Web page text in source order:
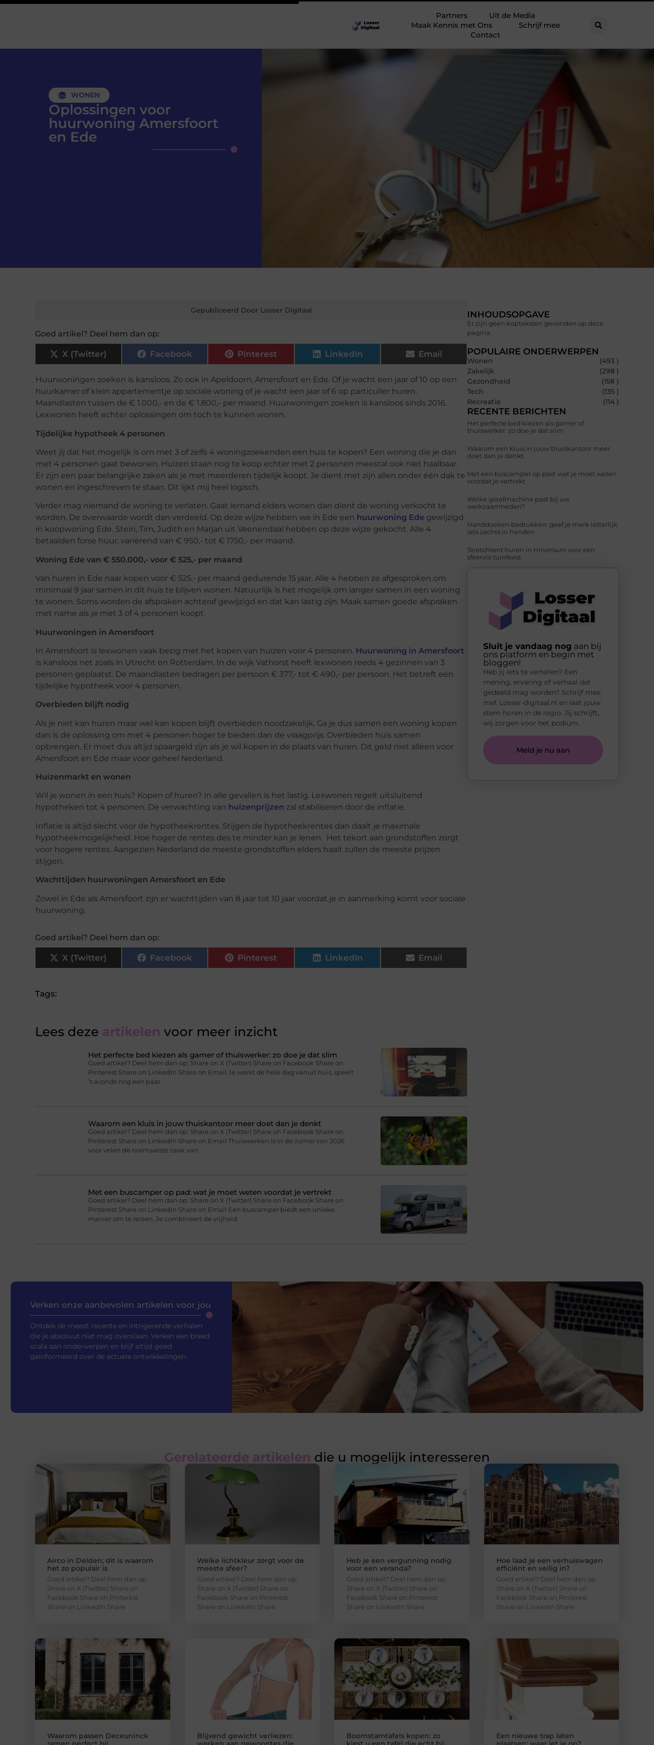
Partners
Uit de Media
Maak Kennis met Ons
Schrijf mee
Contact
WONEN
Oplossingen voor
huurwoning Amersfoort
en Ede
Gepubliceerd Door Losser Digitaal
Goed artikel? Deel hem dan op:
X (Twitter) Facebook Pinterest LinkedIn Email
Huurwoningen zoeken is kansloos. Zo ook in Apeldoorn, Amersfoort en Ede. Of je wacht een jaar of 10 op een
huurkamer of klein appartementje op sociale woning of je wacht een jaar of 6 op particulier huren.
Maandlasten tussen de € 1.000,- en de € 1.800,- per maand. Huurwoningen zoeken is kansloos sinds 2016.
Lexwonen heeft echter oplossingen om toch te kunnen wonen.
Tijdelijke hypotheek 4 personen
Weet jij dat het mogelijk is om met 3 of zelfs 4 woningzoekenden een huis te kopen? Een woning die je dan
met 4 personen gaat bewonen. Huizen staan nog te koop echter met 2 personen meestal ook niet haalbaar.
Er zijn een paar belangrijke zaken als je met meerderen tijdelijk koopt. Je dient met zijn allen onder één dak te
wonen en ingeschreven te staan. Dit lijkt mij heel logisch.
Verder mag niemand de woning te verlaten. Gaat iemand elders wonen dan dient de woning verkocht te
worden. De overwaarde wordt dan verdeeld. Op deze wijze hebben we in Ede een huurwoning Ede gewijzigd
in koopwoning Ede. Stein, Tim, Judith en Marjan uit Veenendaal hebben op deze wijze gekocht. Alle 4
betaalden forse huur, variërend van € 950,- tot € 1750,- per maand.
Woning Ede van € 550.000,- voor € 525,- per maand
Van huren in Ede naar kopen voor € 525,- per maand gedurende 15 jaar. Alle 4 hebben ze afgesproken om
minimaal 9 jaar samen in dit huis te blijven wonen. Natuurlijk is het mogelijk om langer samen in een woning
te wonen. Soms worden de afspraken achteraf gewijzigd en dat kan lastig zijn. Maak samen goede afspraken
met name als je met 3 of 4 personen koopt.
Huurwoningen in Amersfoort
In Amersfoort is lexwonen vaak bezig met het kopen van huizen voor 4 personen. Huurwoning in Amersfoort
is kansloos net zoals in Utrecht en Rotterdam. In de wijk Vathorst heeft lexwonen reeds 4 gezinnen van 3
personen geplaatst. De maandlasten bedragen per persoon € 377,- tot € 490,- per persoon. Het betreft een
tijdelijke hypotheek voor 4 personen.
Overbieden blijft nodig
Als je niet kan huren maar wel kan kopen blijft overbieden noodzakelijk. Ga je dus samen een woning kopen
dan is de oplossing om met 4 personen hoger te bieden dan de vraagprijs. Overbieden huis samen
opbrengen. Er moet dus altijd spaargeld zijn als je wil kopen in de plaats van huren. Dit geld niet alleen voor
Amersfoort en Ede maar voor geheel Nederland.
Huizenmarkt en wonen
Wil je wonen in een huis? Kopen of huren? In alle gevallen is het lastig. Lexwonen regelt uitsluitend
hypotheken tot 4 personen. De verwachting van huizenprijzen zal stabiliseren door de inflatie.
Inflatie is altijd slecht voor de hypotheekrentes. Stijgen de hypotheekrentes dan daalt je maximale
hypotheekmogelijkheid. Hoe hoger de rentes des te minder kan je lenen. Het tekort aan grondstoffen zorgt
voor hogere rentes. Aangezien Nederland de meeste grondstoffen elders haalt zullen de meeste prijzen
stijgen.
Wachttijden huurwoningen Amersfoort en Ede
Zowel in Ede als Amersfoort zijn er wachttijden van 8 jaar tot 10 jaar voordat je in aanmerking komt voor sociale
huurwoning.
Goed artikel? Deel hem dan op:
X (Twitter) Facebook Pinterest LinkedIn Email
Tags:
Lees deze artikelen voor meer inzicht
Het perfecte bed kiezen als gamer of thuiswerker: zo doe je dat slim
Goed artikel? Deel hem dan op: Share on X (Twitter) Share on Facebook Share on
Pinterest Share on LinkedIn Share on Email Je werkt de hele dag vanuit huis, speelt
’s avonds nog een paar
Waarom een kluis in jouw thuiskantoor meer doet dan je denkt
Goed artikel? Deel hem dan op: Share on X (Twitter) Share on Facebook Share on
Pinterest Share on LinkedIn Share on Email Thuiswerken is in de zomer van 2026
voor velen de normaalste zaak van
Met een buscamper op pad: wat je moet weten voordat je vertrekt
Goed artikel? Deel hem dan op: Share on X (Twitter) Share on Facebook Share on
Pinterest Share on LinkedIn Share on Email Een buscamper biedt een unieke
manier om te reizen. Je combineert de vrijheid
INHOUDSOPGAVE
Er zijn geen kopteksten gevonden op deze
pagina.
POPULAIRE ONDERWERPEN
Wonen
(493 )
Zakelijk
(298 )
Gezondheid
(158 )
Tech
(135 )
Recreatie
(114 )
RECENTE BERICHTEN
Het perfecte bed kiezen als gamer of
thuiswerker: zo doe je dat slim
Waarom een kluis in jouw thuiskantoor meer
doet dan je denkt
Met een buscamper op pad: wat je moet weten
voordat je vertrekt
Welke graafmachine past bij uw
werkzaamheden?
Handdoeken bedrukken: geef je merk letterlijk
iets zachts in handen
Stretchtent huren in Hilversum voor een
sfeervol tuinfeest
Sluit je vandaag nog aan bij
ons platform en begin met
bloggen!
Heb jij iets te vertellen? Een
mening, ervaring of verhaal dat
gedeeld mag worden? Schrijf mee
met Losser-digitaal.nl en laat jouw
stem horen in de regio. Jij schrijft,
wij zorgen voor het podium.
Meld je nu aan
Verken onze aanbevolen artikelen voor jou
Ontdek de meest recente en intrigerende verhalen
die je absoluut niet mag overslaan. Verken een breed
scala aan onderwerpen en blijf altijd goed
geïnformeerd over de actuele ontwikkelingen.
Gerelateerde artikelen die u mogelijk interesseren
Airco in Delden; dit is waarom
het zo populair is
Goed artikel? Deel hem dan op:
Share on X (Twitter) Share on
Facebook Share on Pinterest
Share on LinkedIn Share
Welke lichtkleur zorgt voor de
meeste sfeer?
Goed artikel? Deel hem dan op:
Share on X (Twitter) Share on
Facebook Share on Pinterest
Share on LinkedIn Share
Heb je een vergunning nodig
voor een veranda?
Goed artikel? Deel hem dan op:
Share on X (Twitter) Share on
Facebook Share on Pinterest
Share on LinkedIn Share
Hoe laad je een verhuiswagen
efficiënt en veilig in?
Goed artikel? Deel hem dan op:
Share on X (Twitter) Share on
Facebook Share on Pinterest
Share on LinkedIn Share
Waarom passen Deceuninck
Blijvend gewicht verliezen:
Boomstamtafels kopen: zo
Een nieuwe trap laten